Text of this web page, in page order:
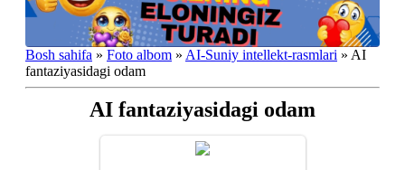
Bosh sahifa » Foto albom » AI-Suniy intellekt-rasmlari » AI
fantaziyasidagi odam
AI fantaziyasidagi odam